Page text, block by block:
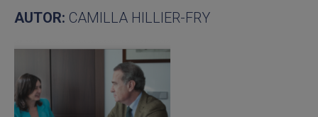
AUTOR: CAMILLA HILLIER-FRY